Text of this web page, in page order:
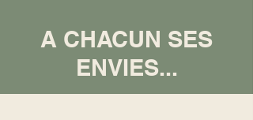
A CHACUN SES
ENVIES...